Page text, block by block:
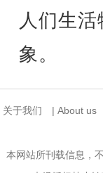
人们生
象。
关于我们 | About us
本网站所刊载信息，